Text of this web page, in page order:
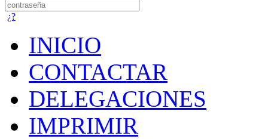
¿?
INICIO
CONTACTAR
DELEGACIONES
IMPRIMIR